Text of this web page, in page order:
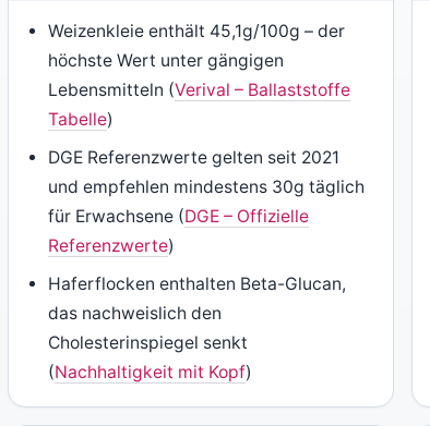
Weizenkleie enthält 45,1g/100g – der
höchste Wert unter gängigen
Lebensmitteln (Verival – Ballaststoffe
Tabelle)
DGE Referenzwerte gelten seit 2021
und empfehlen mindestens 30g täglich
für Erwachsene (DGE – Offizielle
Referenzwerte)
Haferflocken enthalten Beta-Glucan,
das nachweislich den
Cholesterinspiegel senkt
(Nachhaltigkeit mit Kopf)